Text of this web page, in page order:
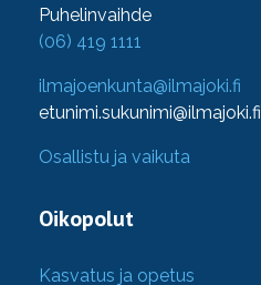
Puhelinvaihde
(06) 419 1111
ilmajoenkunta@ilmajoki.fi
etunimi.sukunimi@ilmajoki.fi
Osallistu ja vaikuta
Oikopolut
Kasvatus ja opetus